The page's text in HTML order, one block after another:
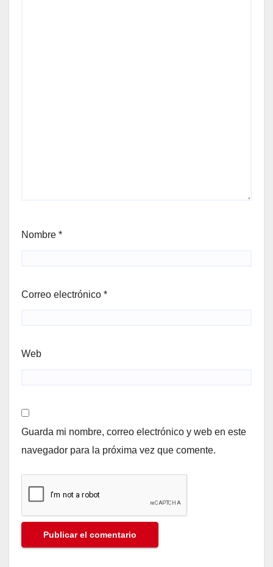
Nombre *
Correo electrónico *
Web
Guarda mi nombre, correo electrónico y web en este
navegador para la próxima vez que comente.